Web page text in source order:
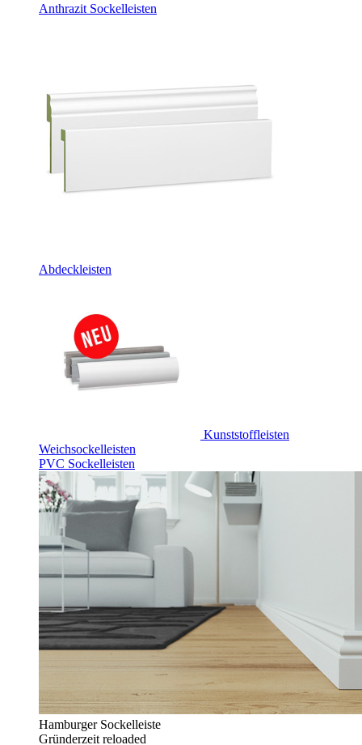
Anthrazit Sockelleisten
Abdeckleisten
Kunststoffleisten
Weichsockelleisten
PVC Sockelleisten
Hamburger Sockelleiste
Gründerzeit reloaded